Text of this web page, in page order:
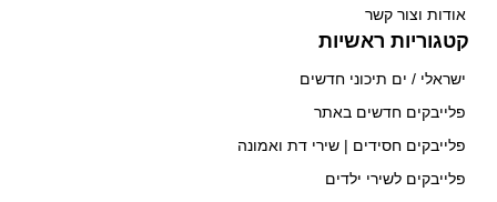
אודות וצור קשר
קטגוריות ראשיות
ישראלי / ים תיכוני חדשים
פלייבקים חדשים באתר
פלייבקים חסידים | שירי דת ואמונה
פלייבקים לשירי ילדים